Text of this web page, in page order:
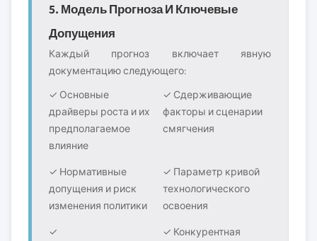
5. Модель Прогноза И Ключевые
Допущения
Каждый прогноз включает явную
документацию следующего:
✓ Основные
драйверы роста и их
предполагаемое
влияние
✓ Сдерживающие
факторы и сценарии
смягчения
✓ Нормативные
допущения и риск
изменения политики
✓ Параметр кривой
технологического
освоения
✓
✓ Конкурентная